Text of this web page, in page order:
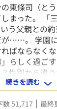
東條司（と
まった。 「
う父親との
……。 学園
ばならなく
らしく過ご
性別から違
ラの関係で、
小説大賞に
続きを読む
数 51,717 最終